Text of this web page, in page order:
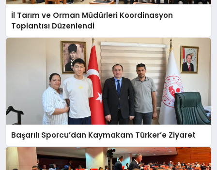
İl Tarım ve Orman Müdürleri Koordinasyon
Toplantısı Düzenlendi
Başarılı Sporcu’dan Kaymakam Türker’e Ziyaret